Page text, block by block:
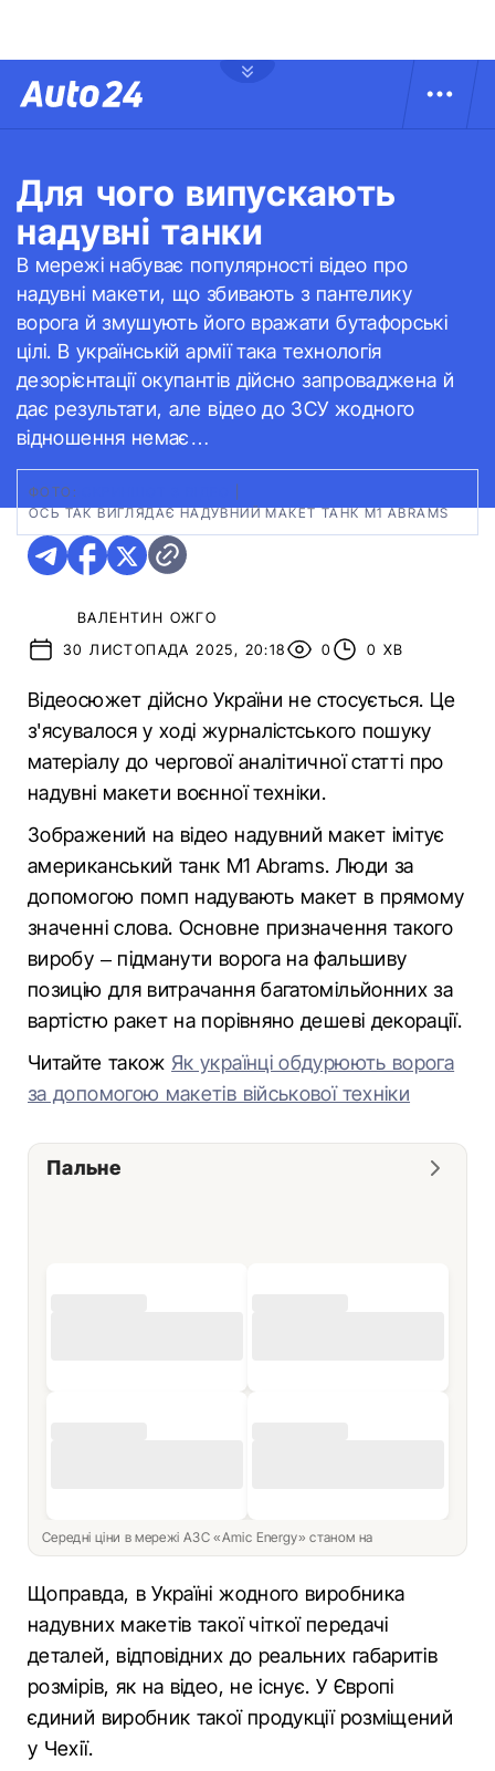
Для чого випускають
надувні танки
В мережі набуває популярності відео про
надувні макети, що збивають з пантелику
ворога й змушують його вражати бутафорські
цілі. В українській армії така технологія
дезорієнтації окупантів дійсно запроваджена й
дає результати, але відео до ЗСУ жодного
відношення немає…
ФОТО:
ОСЬ ТАК ВИГЛЯДАЄ НАДУВНИЙ МАКЕТ ТАНК M1 ABRAMS
ВАЛЕНТИН ОЖГО
30 ЛИСТОПАДА 2025, 20:18
0 0 ХВ
Відеосюжет дійсно України не стосується. Це
з'ясувалося у ході журналістського пошуку
матеріалу до чергової аналітичної статті про
надувні макети воєнної техніки.
Зображений на відео надувний макет імітує
американський танк M1 Abrams. Люди за
допомогою помп надувають макет в прямому
значенні слова. Основне призначення такого
виробу – підманути ворога на фальшиву
позицію для витрачання багатомільйонних за
вартістю ракет на порівняно дешеві декорації.
Читайте також Як українці обдурюють ворога
за допомогою макетів військової техніки
Пальне
Середні ціни в мережі АЗС «Amic Energy» станом на
Щоправда, в Україні жодного виробника
надувних макетів такої чіткої передачі
деталей, відповідних до реальних габаритів
розмірів, як на відео, не існує. У Європі
єдиний виробник такої продукції розміщений
у Чехії.